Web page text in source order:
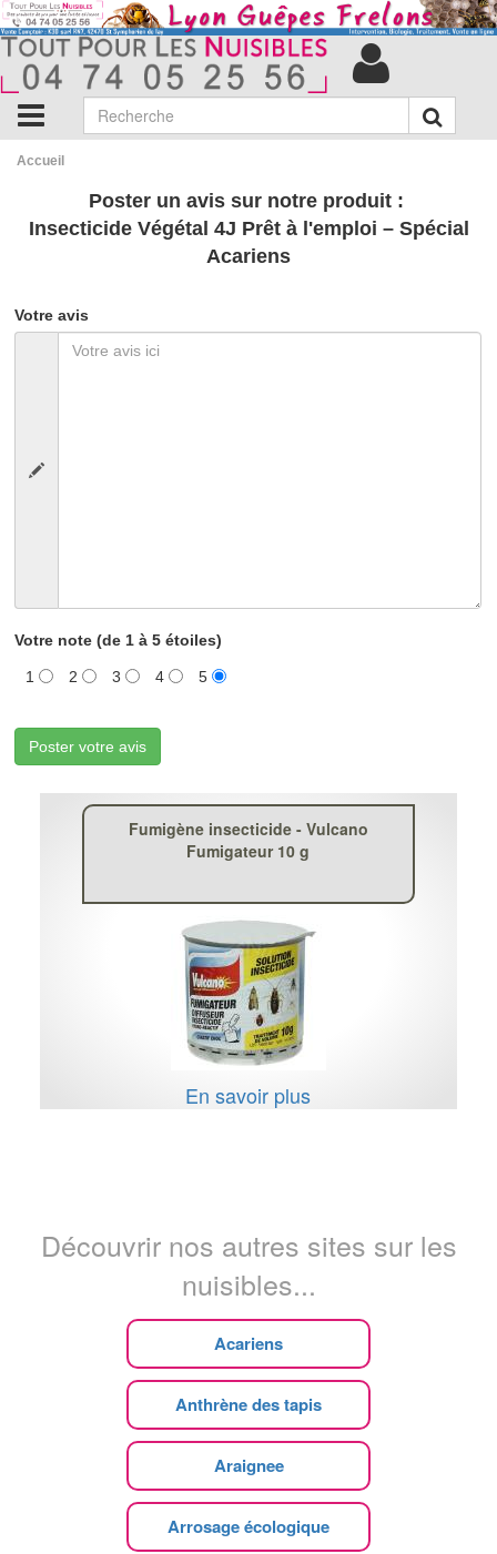
Accueil
Poster un avis sur notre produit :
Insecticide Végétal 4J Prêt à l'emploi – Spécial
Acariens
Votre avis
Votre note (de 1 à 5 étoiles)
1 2 3 4 5
Poster votre avis
Fumigène insecticide - Vulcano
Fumigateur 10 g
En savoir plus
Découvrir nos autres sites sur les
nuisibles...
Acariens
Anthrène des tapis
Araignee
Arrosage écologique